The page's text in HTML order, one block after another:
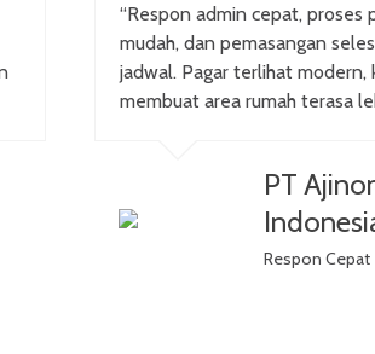
“Respon admin cepat, proses
mudah, dan pemasangan
jadwal. Pagar terlihat modern,
membuat area rumah terasa
PT
Respon Cepat